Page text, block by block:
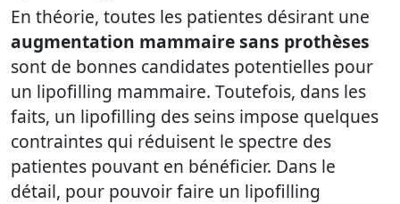
En théorie, toutes les patientes désirant une
augmentation mammaire sans prothèses
sont de bonnes candidates potentielles pour
un lipofilling mammaire. Toutefois, dans les
faits, un lipofilling des seins impose quelques
contraintes qui réduisent le spectre des
patientes pouvant en bénéficier. Dans le
détail, pour pouvoir faire un lipofilling